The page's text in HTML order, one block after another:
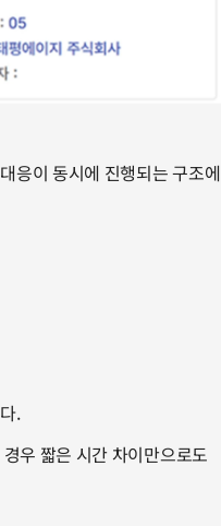
응이 동시에 진행되는 구조에
.
우 짧은 시간 차이만으로도